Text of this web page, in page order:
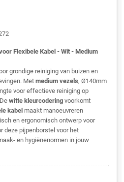
Flexibele Kabel - Wit - Medium
grondige reiniging van buizen en
Met medium vezels, Ø140mm
voor effectieve reiniging op
witte kleurcodering voorkomt
kabel maakt manoeuvreren
en ergonomisch ontwerp voor
deze pijpenborstel voor het
en hygiënenormen in jouw